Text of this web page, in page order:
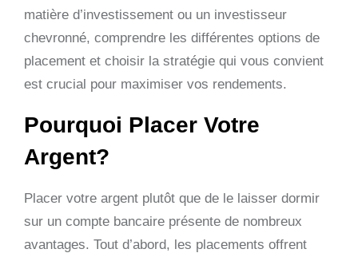
matière d’investissement ou un investisseur
chevronné, comprendre les différentes options de
placement et choisir la stratégie qui vous convient
est crucial pour maximiser vos rendements.
Pourquoi Placer Votre
Argent?
Placer votre argent plutôt que de le laisser dormir
sur un compte bancaire présente de nombreux
avantages. Tout d’abord, les placements offrent